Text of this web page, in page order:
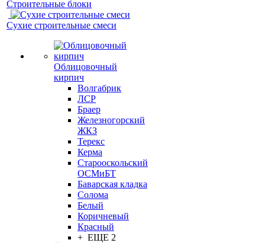
Строительные блоки
Сухие строительные смеси
Облицовочный
кирпич
Волгабрик
ЛСР
Браер
Железногорский
ЖКЗ
Терекс
Керма
Старооскольский
ОСМиБТ
Баварская кладка
Солома
Белый
Коричневый
Красный
+ ЕЩЕ 2